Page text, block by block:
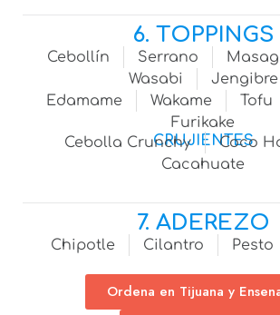
6. TOPPINGS
Cebollín Serrano
Wasabi
Jengibre
Edamame
Wakame Tofu
Furikake
CRUJIENTES
Cebolla Crunchy
Coco
Cacahuate
7. ADEREZO
Chipotle Cilantro Pesto
Ordena en Tijuana y